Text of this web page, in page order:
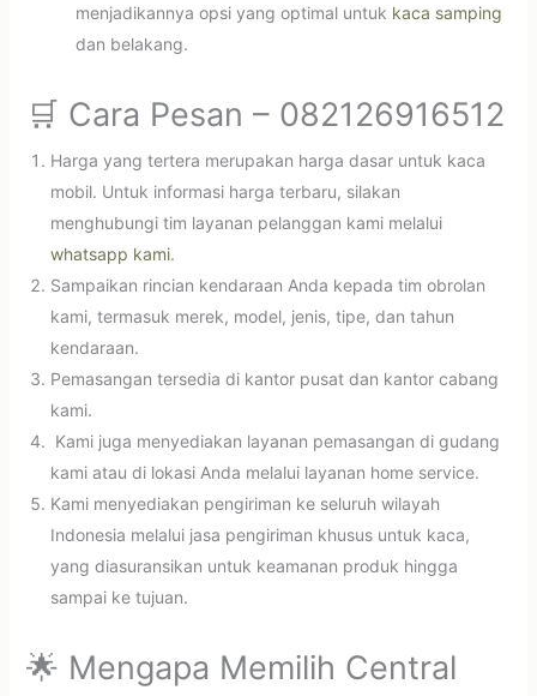
menjadikannya opsi yang optimal untuk kaca samping
dan belakang.
🛒 Cara Pesan – 082126916512
Harga yang tertera merupakan harga dasar untuk kaca
mobil. Untuk informasi harga terbaru, silakan
menghubungi tim layanan pelanggan kami melalui
whatsapp kami.
Sampaikan rincian kendaraan Anda kepada tim obrolan
kami, termasuk merek, model, jenis, tipe, dan tahun
kendaraan.
Pemasangan tersedia di kantor pusat dan kantor cabang
kami.
Kami juga menyediakan layanan pemasangan di gudang
kami atau di lokasi Anda melalui layanan home service.
Kami menyediakan pengiriman ke seluruh wilayah
Indonesia melalui jasa pengiriman khusus untuk kaca,
yang diasuransikan untuk keamanan produk hingga
sampai ke tujuan.
🌟 Mengapa Memilih Central